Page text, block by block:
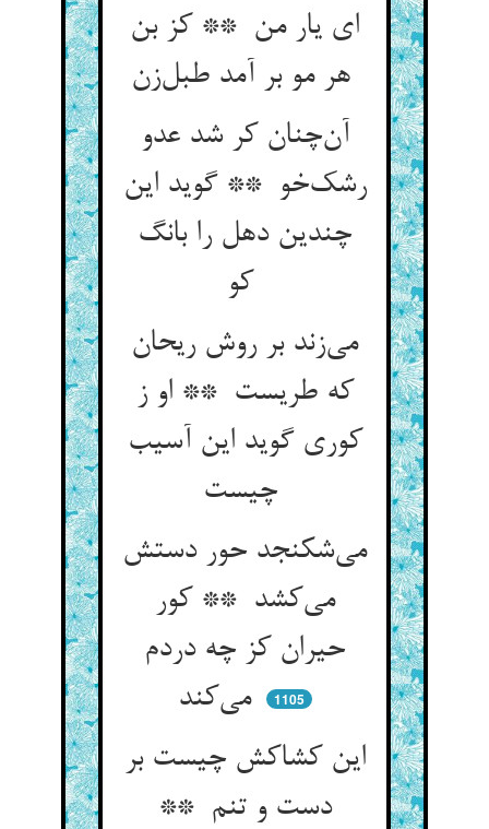
ای یار من ** کز بن
هر مو بر آمد طبل‌زن
آن‌چنان کر شد عدو
رشک‌خو ** گوید این
چندین دهل را بانگ
می‌زند بر روش ریحان
که طریست ** او ز
کوری گوید این آسیب
می‌شکنجد حور دستش
می‌کشد ** کور
حیران کز چه دردم
می‌کند
1105
این کشاکش چیست بر
دست و تنم **